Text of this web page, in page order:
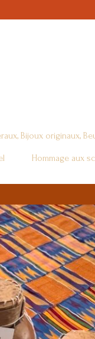
Bijoux originaux,
Hommage aux